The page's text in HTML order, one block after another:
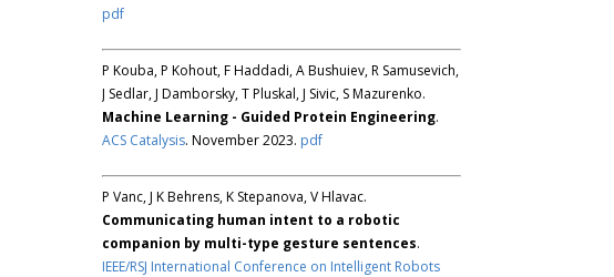
pdf
P Kouba, P Kohout, F Haddadi, A Bushuiev, R Samusevich,
J Sedlar, J Damborsky, T Pluskal, J Sivic, S Mazurenko.
Machine Learning - Guided Protein Engineering.
ACS Catalysis. November 2023. pdf
P Vanc, J K Behrens, K Stepanova, V Hlavac.
Communicating human intent to a robotic
companion by multi-type gesture sentences.
IEEE/RSJ International Conference on Intelligent Robots